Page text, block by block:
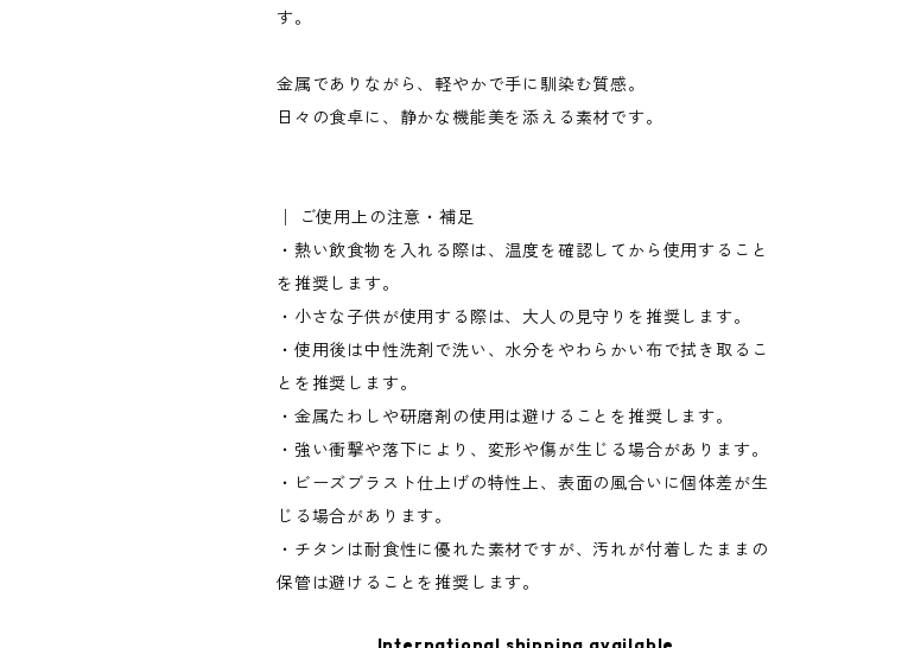
す。
金属でありながら、軽やかで手に馴染む質感。
日々の食卓に、静かな機能美を添える素材です。
│ ご使用上の注意・補足
・熱い飲食物を入れる際は、温度を確認してから使用すること
を推奨します。
・小さな子供が使用する際は、大人の見守りを推奨します。
・使用後は中性洗剤で洗い、水分をやわらかい布で拭き取るこ
とを推奨します。
・金属たわしや研磨剤の使用は避けることを推奨します。
・強い衝撃や落下により、変形や傷が生じる場合があります。
・ビーズブラスト仕上げの特性上、表面の風合いに個体差が生
じる場合があります。
・チタンは耐食性に優れた素材ですが、汚れが付着したままの
保管は避けることを推奨します。